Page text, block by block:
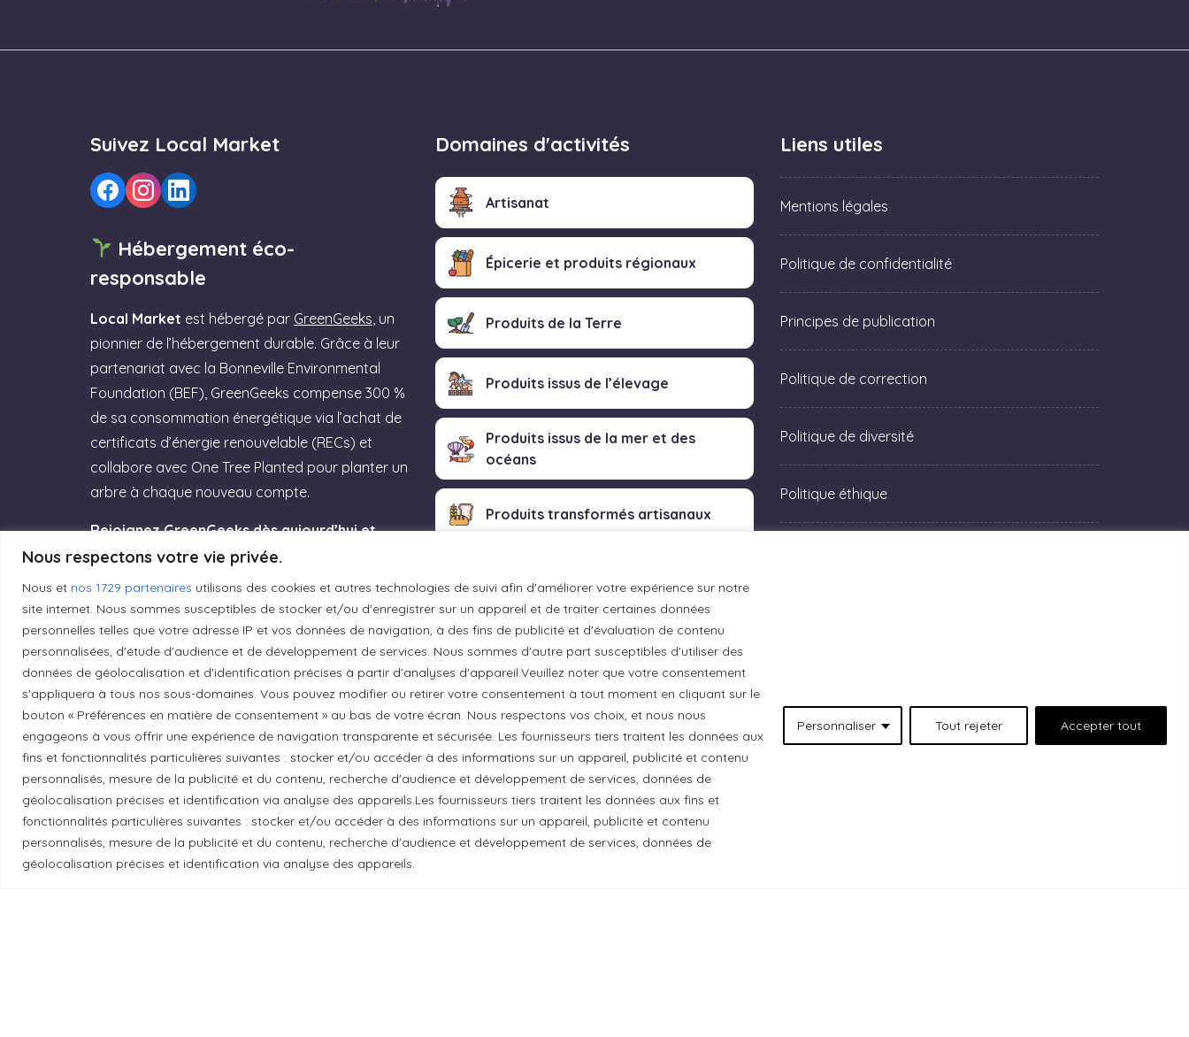
Nous respectons votre vie privée.
Nous et nos 1729 partenaires utilisons des cookies et autres technologies de suivi afin d'améliorer votre expérience sur notre
site internet. Nous sommes susceptibles de stocker et/ou d'enregistrer sur un appareil et de traiter certaines données
personnelles telles que votre adresse IP et vos données de navigation, à des fins de publicité et d'évaluation de contenu
personnalisées, d'étude d'audience et de développement de services. Nous sommes d'autre part susceptibles d'utiliser des
données de géolocalisation et d'identification précises à partir d’analyses d'appareil.Veuillez noter que votre consentement
s'appliquera à tous nos sous-domaines. Vous pouvez modifier ou retirer votre consentement à tout moment en cliquant sur le
bouton « Préférences en matière de consentement » au bas de votre écran. Nous respectons vos choix, et nous nous
engageons à vous offrir une expérience de navigation transparente et sécurisée. Les fournisseurs tiers traitent les données aux
fins et fonctionnalités particulières suivantes : stocker et/ou accéder à des informations sur un appareil, publicité et contenu
personnalisés, mesure de la publicité et du contenu, recherche d'audience et développement de services, données de
géolocalisation précises et identification via analyse des appareils.Les fournisseurs tiers traitent les données aux fins et
fonctionnalités particulières suivantes : stocker et/ou accéder à des informations sur un appareil, publicité et contenu
personnalisés, mesure de la publicité et du contenu, recherche d'audience et développement de services, données de
géolocalisation précises et identification via analyse des appareils.
Personnaliser Tout rejeter Accepter tout
Suivez Local Market
Hébergement éco-
responsable
Local Market est hébergé par GreenGeeks, un
pionnier de l’hébergement durable. Grâce à leur
partenariat avec la Bonneville Environmental
Foundation (BEF), GreenGeeks compense 300 %
de sa consommation énergétique via l’achat de
certificats d’énergie renouvelable (RECs) et
collabore avec One Tree Planted pour planter un
arbre à chaque nouveau compte.
Rejoignez GreenGeeks dès aujourd’hui et
offrez à votre site un hébergement labellisé «
Green Web Hosting » performant qui
respecte la planète ! (Lien affilié)
Essayez GreenGeeks
Domaines d'activités
Artisanat
Épicerie et produits régionaux
Produits de la Terre
Produits issus de l’élevage
Produits issus de la mer et des
océans
Produits transformés artisanaux
Liens utiles
Mentions légales
Politique de confidentialité
Principes de publication
Politique de correction
Politique de diversité
Politique éthique
Reconnaissance du territoire
Local Market, marque portée par la société Les Chats Gourmets Ltd. tient à souligner que ses installations, situées au 511 Lacolle Way (Ottawa-Orléans),
se trouvent sur le territoire traditionnel non cédé du peuple algonquin anichinabé. Nous reconnaissons et remercions les peuples autochtones qui sont les
gardiens historiques et actuels de ces terres.